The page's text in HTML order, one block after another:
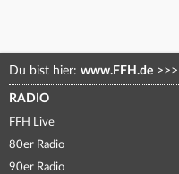
Du bist hier: www.FFH.de >>>
RADIO
FFH Live
80er Radio
90er Radio